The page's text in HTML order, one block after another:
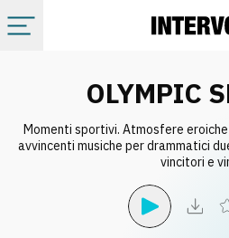
Album
OLYMPIC
Momenti sportivi. Atmosfere
avvincenti musiche per drammatici
vincitori e